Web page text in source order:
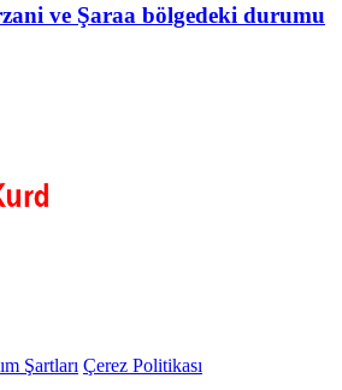
ve Şaraa bölgedeki durumu
Şartları Çerez Politikası